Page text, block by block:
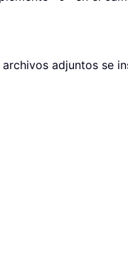
adjuntos se